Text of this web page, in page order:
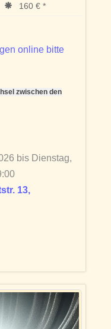
160 € *
online bitte
zwischen den
bis Dienstag,
13,